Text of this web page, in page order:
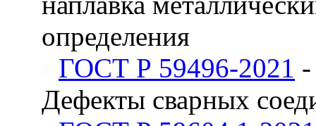
определения
ГОСТ Р 59496-2021
Дефекты сварных